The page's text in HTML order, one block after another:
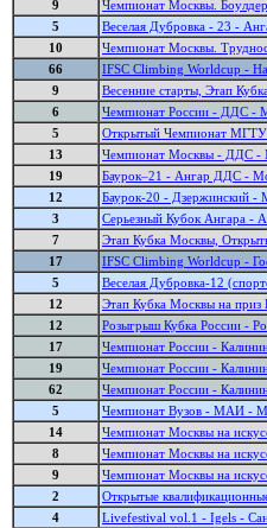
9
Чемпионат Москвы.
5
Веселая Дубровка - 23 -
10
Чемпионат Москвы.
66
IFSC Climbing Worldcup -
9
Весенние старты, Этап
6
Чемпионат России - ДДС -
5
Открытый Чемпионат
13
Чемпионат Москвы - ДДС -
19
Баурок–21 - Ангар ДДС -
12
Баурок-20 - Дзержинский -
3
Серьезный Кубок Ангара -
7
Этап Кубка Москвы,
17
IFSC Climbing Worldcup -
5
Веселая Дубровка-12
12
Этап Кубка Москвы на
12
Розыгрыш Кубка России -
17
Чемпионат России -
19
Чемпионат России -
62
Чемпионат России -
5
Чемпионат Вузов - МАИ -
14
Чемпионат Москвы на
8
Чемпионат Москвы на
9
Чемпионат Москвы на
2
Открытые
4
Livefestival vol.1 - Igels -